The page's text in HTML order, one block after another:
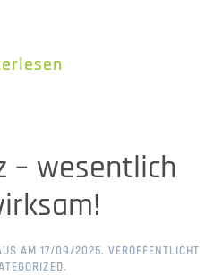
– wesentlich
AM 17/09/2025. VERÖFFENTLICHT
.